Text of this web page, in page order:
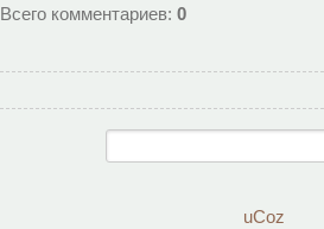
Всего комментариев: 0
uCoz